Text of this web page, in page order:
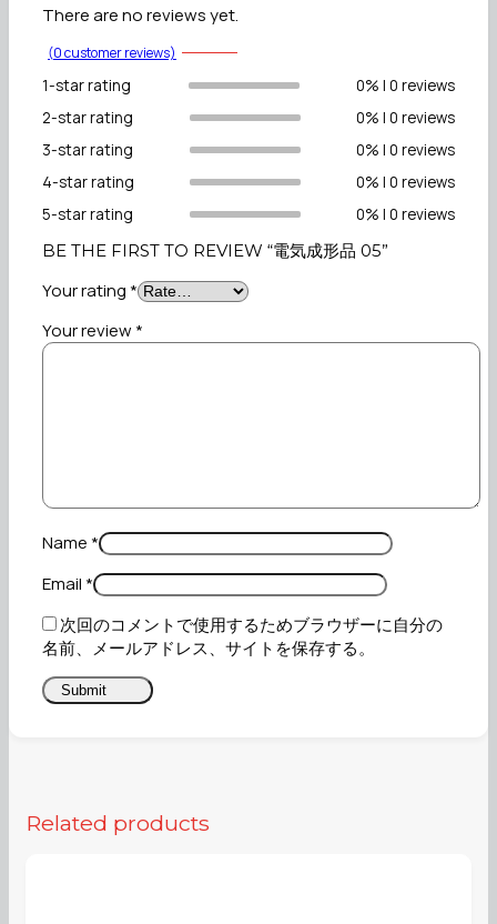
There are no reviews yet.
(0customer reviews)
1-star rating
0% | 0 reviews
2-star rating
0% | 0 reviews
3-star rating
0% | 0 reviews
4-star rating
0% | 0 reviews
5-star rating
0% | 0 reviews
BE THE FIRST TO REVIEW “電気成形品 05”
Your rating *
Your review *
Name *
Email *
次回のコメントで使用するためブラウザーに自分の
名前、メールアドレス、サイトを保存する。
Related products